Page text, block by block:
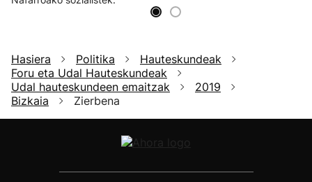
Hasiera Politika
Hauteskundeak
Foru eta Udal Hauteskundeak
Udal hauteskundeen emaitzak
2019
Bizkaia
Zierbena